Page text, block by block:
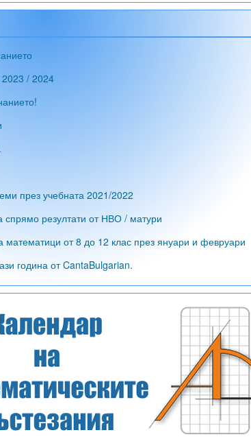
/ 2024
през учебната 2021/2022
резултати от НВО / матури
математици от 8 до 12 клас през януари и февруари
година от CantaBulgarian.